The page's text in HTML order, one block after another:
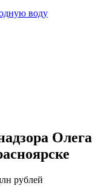
воду
Олега
рублей